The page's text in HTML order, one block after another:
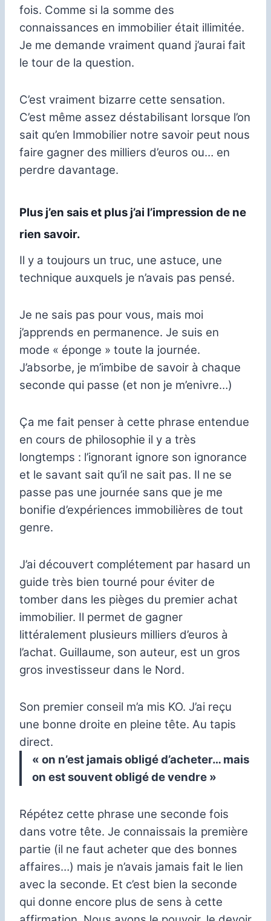
fois. Comme si la somme des
connaissances en immobilier était illimitée.
Je me demande vraiment quand j’aurai fait
le tour de la question.
C’est vraiment bizarre cette sensation.
C’est même assez déstabilisant lorsque l’on
sait qu’en Immobilier notre savoir peut nous
faire gagner des milliers d’euros ou… en
perdre davantage.
Plus j’en sais et plus j’ai l’impression de ne
rien savoir.
Il y a toujours un truc, une astuce, une
technique auxquels je n’avais pas pensé.
Je ne sais pas pour vous, mais moi
j’apprends en permanence. Je suis en
mode « éponge » toute la journée.
J’absorbe, je m’imbibe de savoir à chaque
seconde qui passe (et non je m’enivre…)
Ça me fait penser à cette phrase entendue
en cours de philosophie il y a très
longtemps : l’ignorant ignore son ignorance
et le savant sait qu’il ne sait pas. Il ne se
passe pas une journée sans que je me
bonifie d’expériences immobilières de tout
genre.
J’ai découvert complétement par hasard un
guide très bien tourné pour éviter de
tomber dans les pièges du premier achat
immobilier. Il permet de gagner
littéralement plusieurs milliers d’euros à
l’achat. Guillaume, son auteur, est un gros
gros investisseur dans le Nord.
Son premier conseil m’a mis KO. J’ai reçu
une bonne droite en pleine tête. Au tapis
direct.
« on n’est jamais obligé d’acheter… mais
on est souvent obligé de vendre »
Répétez cette phrase une seconde fois
dans votre tête. Je connaissais la première
partie (il ne faut acheter que des bonnes
affaires…) mais je n’avais jamais fait le lien
avec la seconde. Et c’est bien la seconde
qui donne encore plus de sens à cette